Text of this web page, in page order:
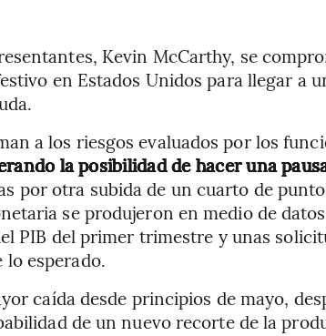
Kevin McCarthy, se
en Estados Unidos para llegar a
a los riesgos evaluados por los
la posibilidad de hacer una
por otra subida de un cuarto de
se produjeron en medio de
PIB del primer trimestre y unas
lo esperado.
caída desde principios de mayo,
de un nuevo recorte de la